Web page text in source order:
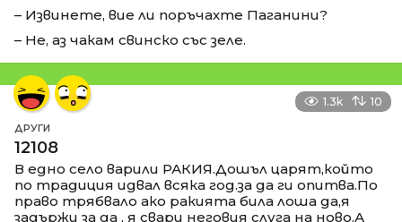
– Извинете, вие ли поръчахте Паганини?
– Не, аз чакам свинско със зеле.
1.3k 10
ДРУГИ
12108
В едно село варили РАКИЯ.Дошъл царят,който
по традиция идвал всяка год.за да ги опитва.По
право трябвало ако ракията била лоша да,я
задържи за да , я свари неговия слуга на ново.А